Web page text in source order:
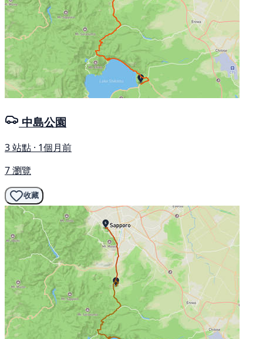
中島公園
3 站點 · 1個月前
7 瀏覽
收藏